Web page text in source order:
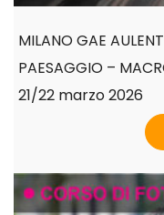
MILANO GAE
PAESAGGIO –
21/22 marzo 2026